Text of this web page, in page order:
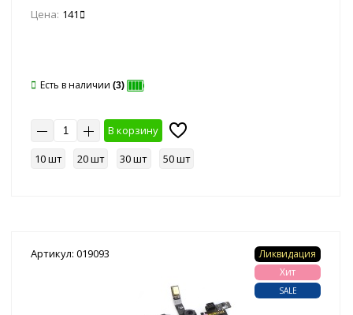
Цена: 141
Есть в наличии (3)
В корзину
10 шт
20 шт 30 шт 50 шт
Артикул: 019093
Ликвидация
Хит
SALE